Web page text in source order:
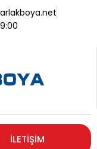
İLETİŞİM